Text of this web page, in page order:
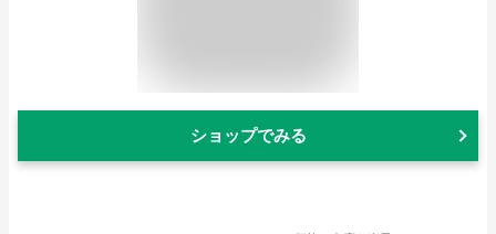
ショップでみる